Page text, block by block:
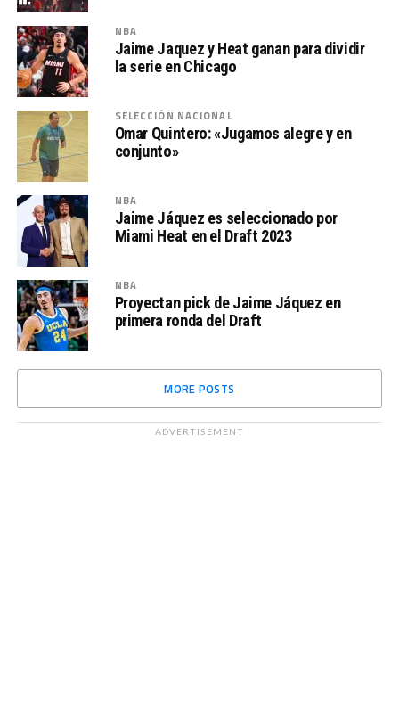
NBA
Jaime Jaquez y Heat ganan para dividir
la serie en Chicago
SELECCIÓN NACIONAL
Omar Quintero: «Jugamos alegre y en
conjunto»
NBA
Jaime Jáquez es seleccionado por
Miami Heat en el Draft 2023
NBA
Proyectan pick de Jaime Jáquez en
primera ronda del Draft
MORE POSTS
ADVERTISEMENT